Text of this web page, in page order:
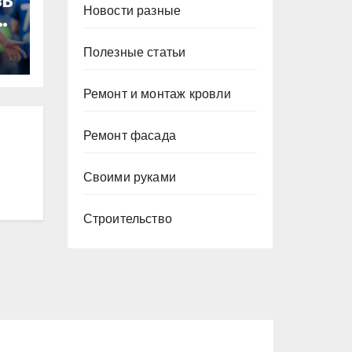
Новости разные
Полезные статьи
Ремонт и монтаж кровли
Ремонт фасада
Своими руками
Строительство